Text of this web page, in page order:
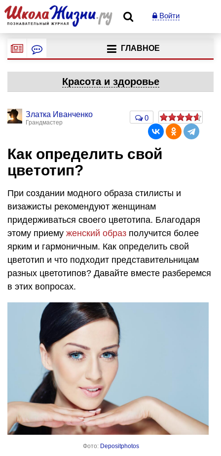
Войти
ГЛАВНОЕ
Красота и здоровье
Златка Иванченко
Грандмастер
0
Как определить свой
цветотип?
При создании модного образа стилисты и
визажисты рекомендуют женщинам
придерживаться своего цветотипа. Благодаря
этому приему женский образ получится более
ярким и гармоничным. Как определить свой
цветотип и что подходит представительницам
разных цветотипов? Давайте вместе разберемся
в этих вопросах.
Фото: Depositphotos